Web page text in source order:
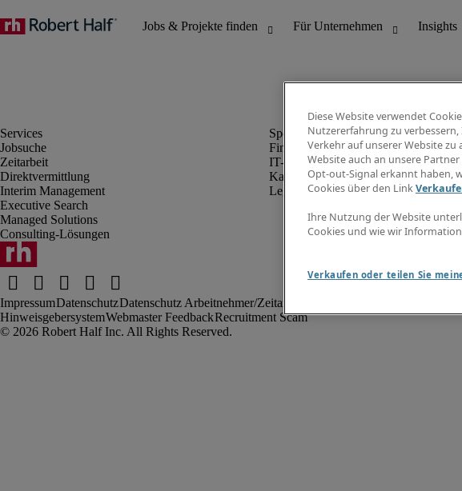
Jobsuche
Zeitarbeit
Direktvermittlung
Interim Management
Executive Search
Managed Solutions
Consulting-Lösungen
Finanz- & Rechnungswesen
IT-Bereich
Kaufmännischer Bereich
Legal
ImpressumDatenschutzDatenschutz Arbeitnehmer/Zeitarbeitskräfte
HinweisgebersystemWebmaster FeedbackRecruitment Scam
Diese Website verwendet
Nutzererfahrung zu
Verkehr auf unserer Website
Website auch an unsere
Opt-out-Signal erkannt haben,
Cookies über den Link
Ihre Nutzung der Website
Cookies und wie wir
Verkaufen oder teilen Sie